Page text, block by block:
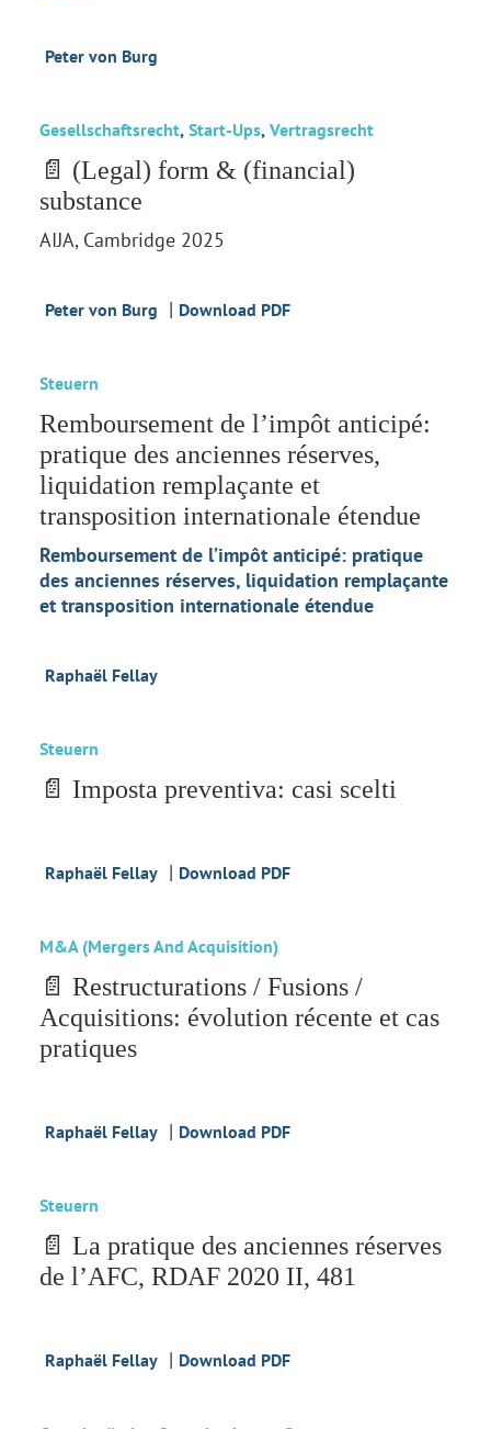
Peter von Burg
Gesellschaftsrecht, Start-Ups, Vertragsrecht
📄 (Legal) form & (financial)
substance
AIJA, Cambridge 2025
Peter von Burg | Download PDF
Steuern
Remboursement de l’impôt anticipé:
pratique des anciennes réserves,
liquidation remplaçante et
transposition internationale étendue
Remboursement de l’impôt anticipé: pratique
des anciennes réserves, liquidation remplaçante
et transposition internationale étendue
Raphaël Fellay
Steuern
📄 Imposta preventiva: casi scelti
Raphaël Fellay | Download PDF
M&A (Mergers And Acquisition)
📄 Restructurations / Fusions /
Acquisitions: évolution récente et cas
pratiques
Raphaël Fellay | Download PDF
Steuern
📄 La pratique des anciennes réserves
de l’AFC, RDAF 2020 II, 481
Raphaël Fellay | Download PDF